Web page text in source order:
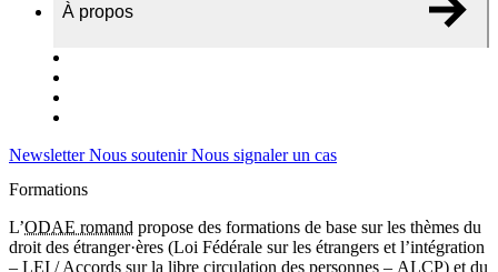
À propos
NewsletterNous soutenirNous signaler un cas
Formations
L’ODAE romand propose des formations de base sur les thèmes du
droit des étranger·ères (Loi Fédérale sur les étrangers et l’intégration
– LEI / Accords sur la libre circulation des personnes – ALCP) et du